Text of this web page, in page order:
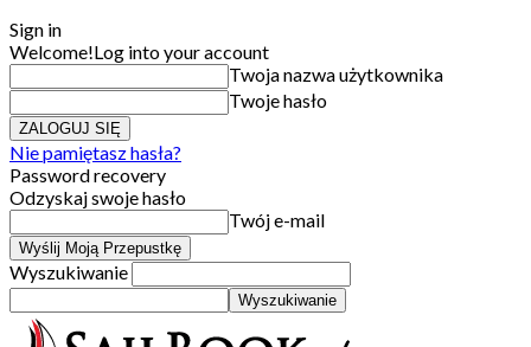
Sign in
Welcome!Log into your account
Twoja nazwa użytkownika
Twoje hasło
Nie pamiętasz hasła?
Password recovery
Odzyskaj swoje hasło
Twój e-mail
Wyszukiwanie